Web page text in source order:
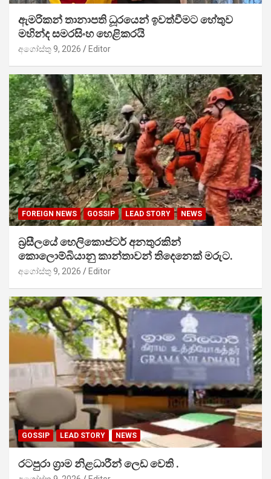
ඇමරිකන් තානාපති ධූරයෙන් ඉවත්වීමට හේතුව
මහින්ද සමරසිංහ හෙළිකරයි
අගෝස්තු 9, 2026 Editor
FOREIGN NEWS GOSSIP LEAD STORY NEWS
බ්‍රසීලයේ හෙලිකොප්ටර් අනතුරකින්
කොලොම්බියානු කාන්තාවන් තිදෙනෙක් මරුට.
අගෝස්තු 9, 2026 Editor
GOSSIP LEAD STORY NEWS
රටපුරා ග්‍රාම නිළධාරීන් ලෙඩ වෙති .